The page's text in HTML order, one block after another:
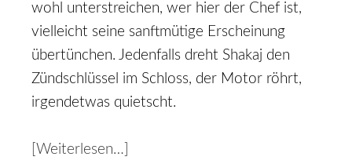
wohl unterstreichen, wer hier der Chef ist,
vielleicht seine sanftmütige Erscheinung
übertünchen. Jedenfalls dreht Shakaj den
Zündschlüssel im Schloss, der Motor röhrt,
irgendetwas quietscht.
[Weiterlesen…]